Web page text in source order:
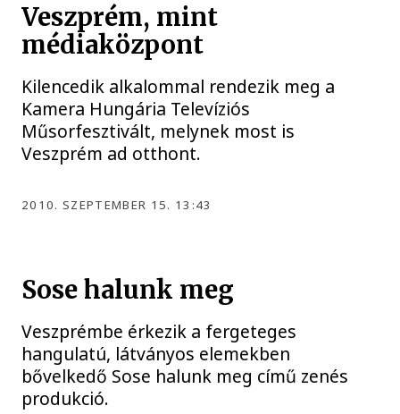
Veszprém, mint
médiaközpont
Kilencedik alkalommal rendezik meg a
Kamera Hungária Televíziós
Műsorfesztivált, melynek most is
Veszprém ad otthont.
2010. SZEPTEMBER 15. 13:43
Sose halunk meg
Veszprémbe érkezik a fergeteges
hangulatú, látványos elemekben
bővelkedő Sose halunk meg című zenés
produkció.